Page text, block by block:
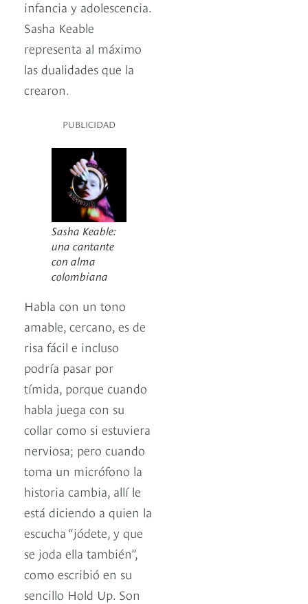
infancia y adolescencia.
Sasha Keable
representa al máximo
las dualidades que la
crearon.
PUBLICIDAD
Sasha Keable:
una cantante
con alma
colombiana
Habla con un tono
amable, cercano, es de
risa fácil e incluso
podría pasar por
tímida, porque cuando
habla juega con su
collar como si estuviera
nerviosa; pero cuando
toma un micrófono la
historia cambia, allí le
está diciendo a quien la
escucha “jódete, y que
se joda ella también”,
como escribió en su
sencillo Hold Up. Son